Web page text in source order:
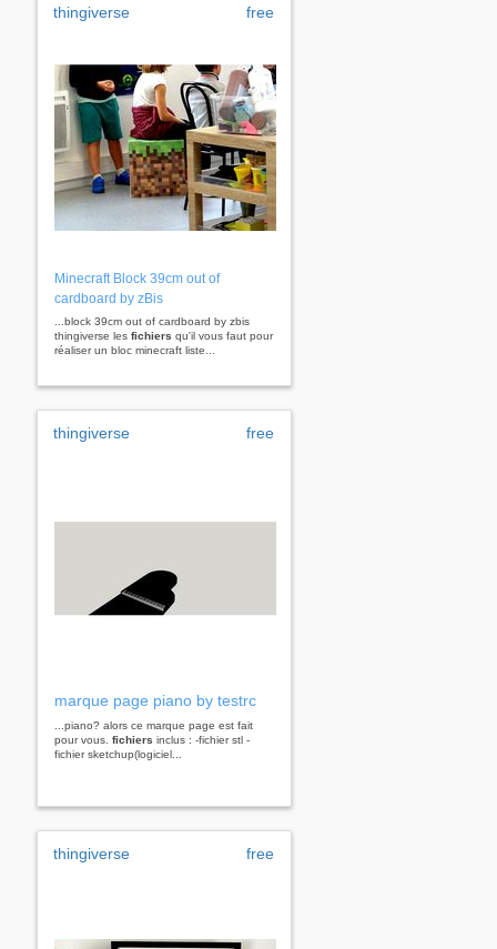
thingiverse free
Minecraft Block 39cm out of
cardboard by zBis
...block 39cm out of cardboard by zbis
thingiverse les fichiers qu'il vous faut pour
réaliser un bloc minecraft liste...
thingiverse free
marque page piano by testrc
...piano? alors ce marque page est fait
pour vous. fichiers inclus : -fichier stl -
fichier sketchup(logiciel...
thingiverse free